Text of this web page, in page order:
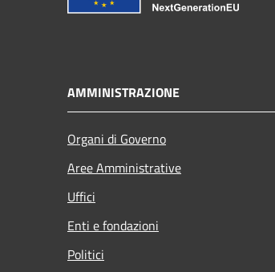
AMMINISTRAZIONE
Organi di Governo
Aree Amministrative
Uffici
Enti e fondazioni
Politici